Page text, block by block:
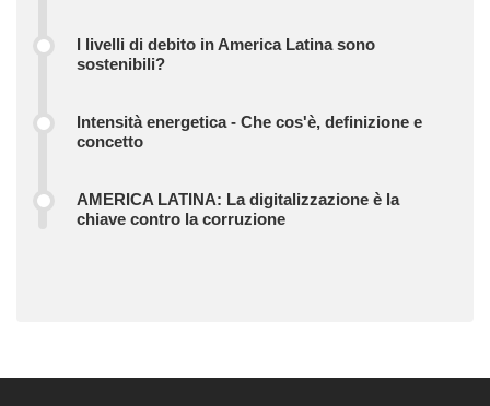
I livelli di debito in America Latina sono
sostenibili?
Intensità energetica - Che cos'è, definizione e
concetto
AMERICA LATINA: La digitalizzazione è la
chiave contro la corruzione